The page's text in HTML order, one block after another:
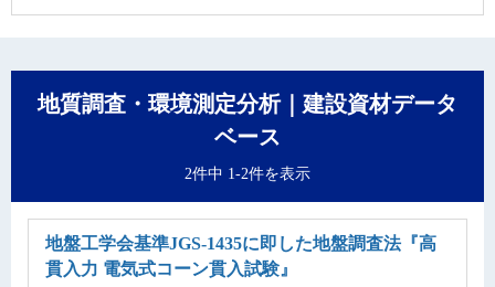
地質調査・環境測定分析｜建設資材データ
ベース
2件中 1-2件を表示
地盤工学会基準JGS-1435に即した地盤調査法 『高
貫入力 電気式コーン貫入試験』